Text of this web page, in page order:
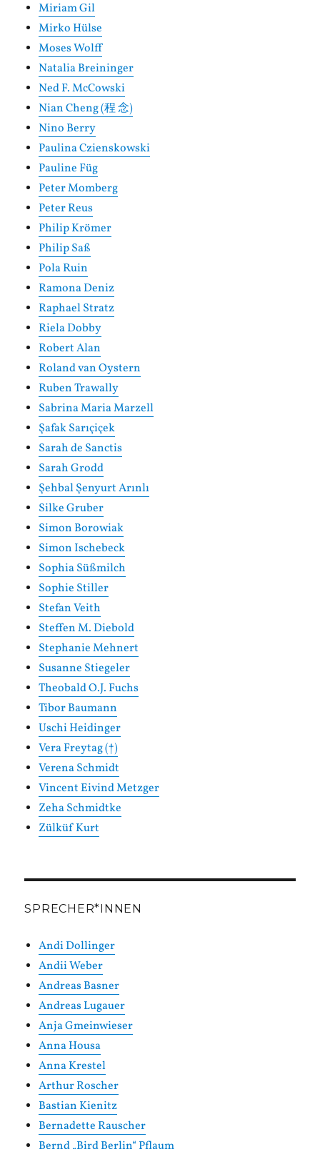
Miriam Gil
Mirko Hülse
Moses Wolff
Natalia Breininger
Ned F. McCowski
Nian Cheng (程 念)
Nino Berry
Paulina Czienskowski
Pauline Füg
Peter Momberg
Peter Reus
Philip Krömer
Philip Saß
Pola Ruin
Ramona Deniz
Raphael Stratz
Riela Dobby
Robert Alan
Roland van Oystern
Ruben Trawally
Sabrina Maria Marzell
Şafak Sarıçiçek
Sarah de Sanctis
Sarah Grodd
Şehbal Şenyurt Arınlı
Silke Gruber
Simon Borowiak
Simon Ischebeck
Sophia Süßmilch
Sophie Stiller
Stefan Veith
Steffen M. Diebold
Stephanie Mehnert
Susanne Stiegeler
Theobald O.J. Fuchs
Tibor Baumann
Uschi Heidinger
Vera Freytag (†)
Verena Schmidt
Vincent Eivind Metzger
Zeha Schmidtke
Zülküf Kurt
SPRECHER*INNEN
Andi Dollinger
Andii Weber
Andreas Basner
Andreas Lugauer
Anja Gmeinwieser
Anna Housa
Anna Krestel
Arthur Roscher
Bastian Kienitz
Bernadette Rauscher